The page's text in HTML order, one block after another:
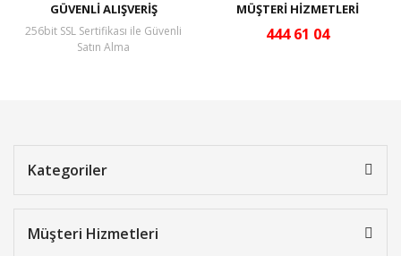
GÜVENLİ ALIŞVERİŞ
256bit SSL Sertifikası ile Güvenli
Satın Alma
MÜŞTERİ HİZMETLERİ
444 61 04
Kategoriler
Müşteri Hizmetleri